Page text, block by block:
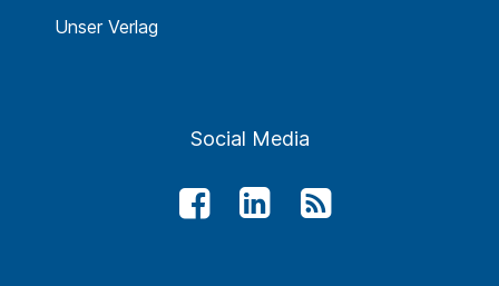
Unser Verlag
Social Media